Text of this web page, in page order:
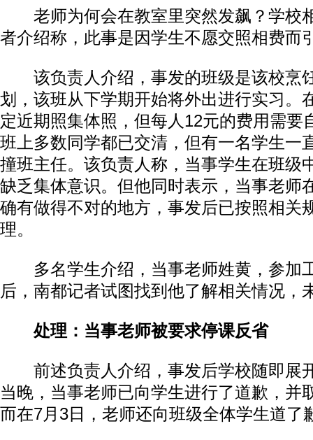
老师为何会在教室里突然发飙？学校
者介绍称，此事是因学生不愿交照相费而
该负责人介绍，事发的班级是该校烹
划，该班从下学期开始将外出进行实习。
定近期照集体照，但每人12元的费用需要
班上多数同学都已交清，但有一名学生一
撞班主任。该负责人称，当事学生在班级
缺乏集体意识。但他同时表示，当事老师
确有做得不对的地方，事发后已按照相关
理。
多名学生介绍，当事老师姓黄，参加
后，南都记者试图找到他了解相关情况，
处理：当事老师被要求停课反省
前述负责人介绍，事发后学校随即展
当晚，当事老师已向学生进行了道歉，并
而在7月3日，老师还向班级全体学生道了
动